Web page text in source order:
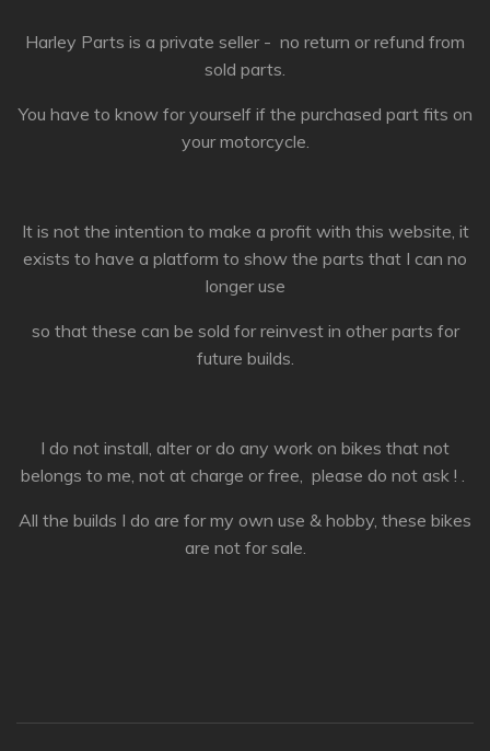
Harley Parts is a private seller - no return or refund from
sold parts.
You have to know for yourself if the purchased part fits on
your motorcycle.
It is not the intention to make a profit with this website, it
exists to have a platform to show the parts that I can no
longer use
so that these can be sold for reinvest in other parts for
future builds.
I do not install, alter or do any work on bikes that not
belongs to me, not at charge or free, please do not ask ! .
All the builds I do are for my own use & hobby, these bikes
are not for sale.